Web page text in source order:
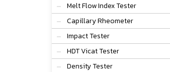
Melt Flow Index Tester
Capillary Rheometer
Impact Tester
HDT Vicat Tester
Density Tester